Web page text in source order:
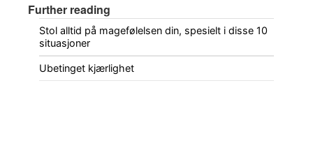
Further reading
Stol alltid på magefølelsen din, spesielt i disse 10
situasjoner
Ubetinget kjærlighet